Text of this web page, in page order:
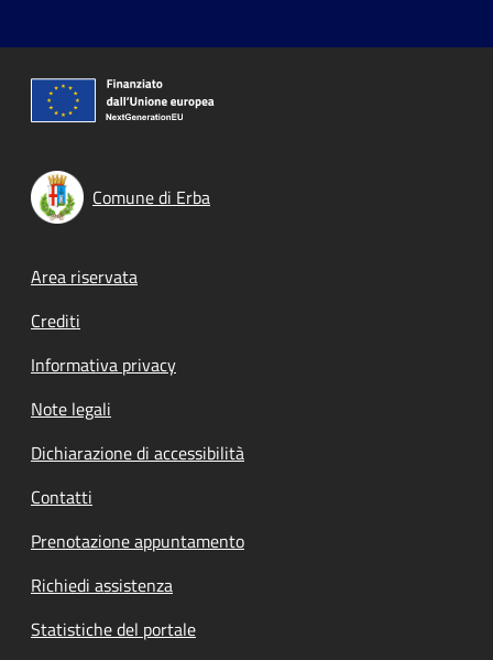
Comune di Erba
Footer menu
Area riservata
Crediti
Informativa privacy
Note legali
Dichiarazione di accessibilità
Contatti
Prenotazione appuntamento
Richiedi assistenza
Statistiche del portale